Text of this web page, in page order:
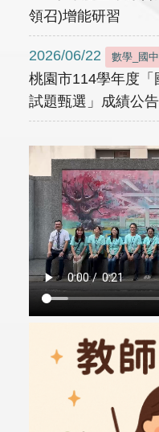
領召)增能研習
2026/06/22 數學_國中
桃園市114學年度「
試題甄選」成績公告